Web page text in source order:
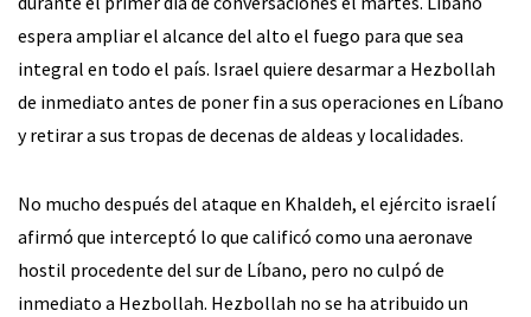
espera ampliar el alcance del alto el fuego para que sea
integral en todo el país. Israel quiere desarmar a Hezbollah
de inmediato antes de poner fin a sus operaciones en Líbano
y retirar a sus tropas de decenas de aldeas y localidades.
No mucho después del ataque en Khaldeh, el ejército israelí
afirmó que interceptó lo que calificó como una aeronave
hostil procedente del sur de Líbano, pero no culpó de
inmediato a Hezbollah. Hezbollah no se ha atribuido un